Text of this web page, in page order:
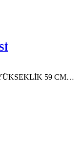
59 CM…